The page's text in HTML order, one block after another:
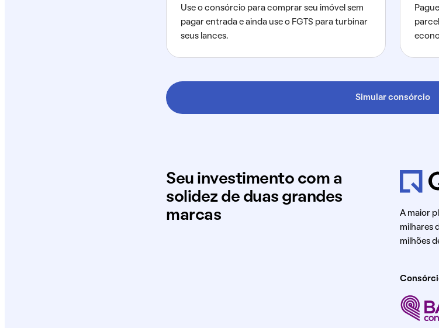
Use o consórcio para comprar seu imóvel sem
pagar entrada e ainda use o FGTS para turbinar
seus lances.
Simular consórcio
Seu investimento com a
solidez de duas grandes
marcas
A maior
milhares
milhões